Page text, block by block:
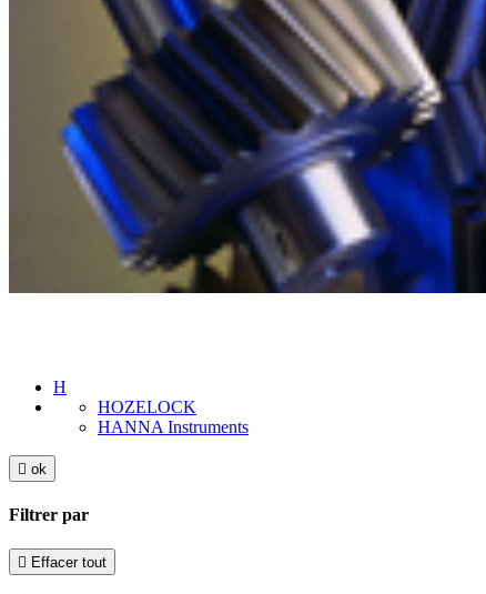
H
HOZELOCK
HANNA Instruments
 ok
Filtrer par
 Effacer tout